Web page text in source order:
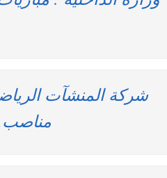
مناصب.